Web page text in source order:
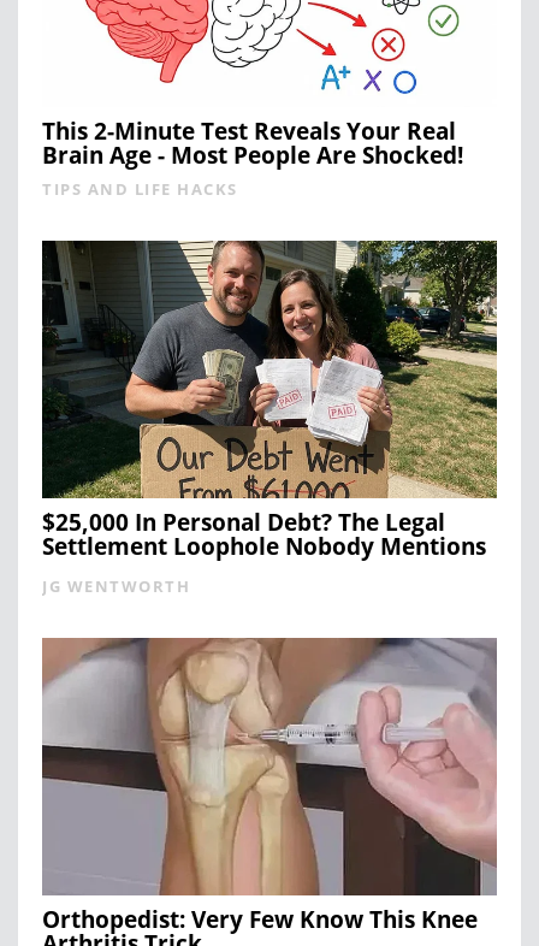
This 2-Minute Test Reveals Your Real
Brain Age - Most People Are Shocked!
TIPS AND LIFE HACKS
$25,000 In Personal Debt? The Legal
Settlement Loophole Nobody Mentions
JG WENTWORTH
Orthopedist: Very Few Know This Knee